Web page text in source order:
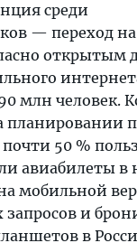
среди
— переход
открытым
млн человек.
планировании
50 %
авиабилеты
мобильной
и
в